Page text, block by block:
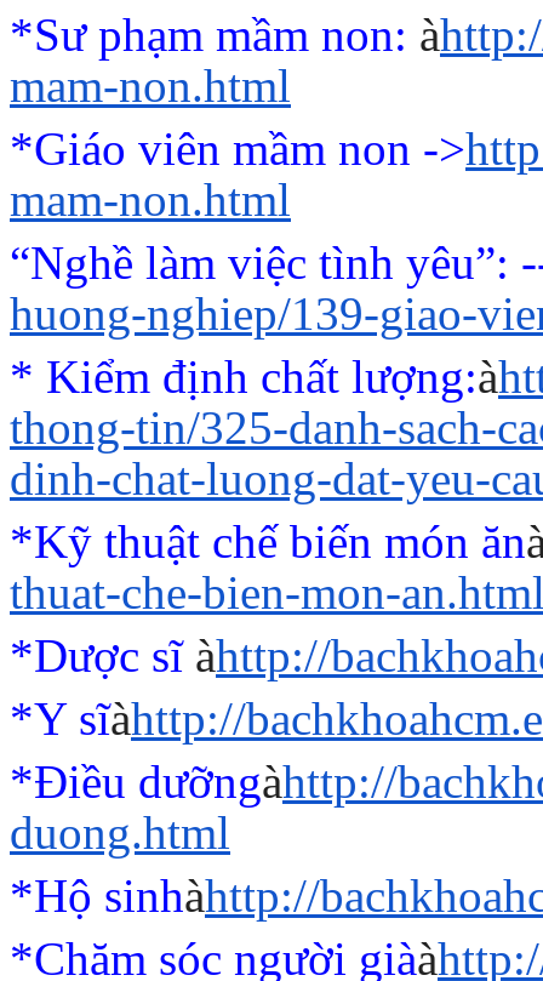
*Sư phạm mầm non: à
mam-non.html
*Giáo viên mầm non ->
mam-non.html
“Nghề làm việc tình yêu”:
huong-nghiep/139-giao-
* Kiểm định chất lượng:à
thong-tin/325-danh-sach-
dinh-chat-luong-dat-yeu-
*Kỹ thuật chế biến món ăn
thuat-che-bien-mon-
*Dược sĩ àhttp://
*Y sĩàhttp://
*Điều dưỡngàhttp://
duong.html
*Hộ sinhàhttp://
*Chăm sóc người giàà